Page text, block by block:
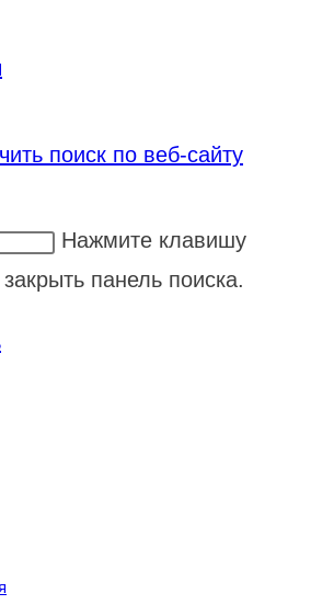
поиск по веб-сайту
Нажмите клавишу
панель поиска.